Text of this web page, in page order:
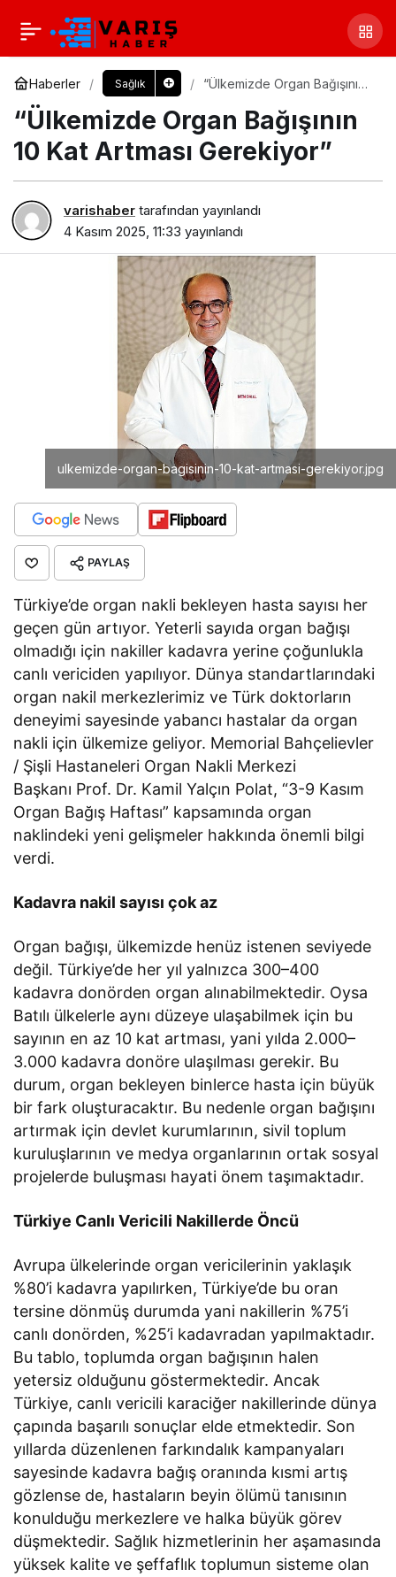
Haberler Sağlık
“Ülkemizde Organ Bağışının
“Ülkemizde Organ Bağışının
10 Kat Artması Gerekiyor”
varishaber tarafından yayınlandı
4 Kasım 2025, 11:33 yayınlandı
ulkemizde-organ-bagisinin-10-kat-artmasi-gerekiyor.jpg
PAYLAŞ
Türkiye’de organ nakli bekleyen hasta sayısı her
geçen gün artıyor. Yeterli sayıda organ bağışı
olmadığı için nakiller kadavra yerine çoğunlukla
canlı vericiden yapılıyor. Dünya standartlarındaki
organ nakil merkezlerimiz ve Türk doktorların
deneyimi sayesinde yabancı hastalar da organ
nakli için ülkemize geliyor. Memorial Bahçelievler
/ Şişli Hastaneleri Organ Nakli Merkezi
Başkanı Prof. Dr. Kamil Yalçın Polat, “3-9 Kasım
Organ Bağış Haftası” kapsamında organ
naklindeki yeni gelişmeler hakkında önemli bilgi
verdi.
Kadavra nakil sayısı çok az
Organ bağışı, ülkemizde henüz istenen seviyede
değil. Türkiye’de her yıl yalnızca 300–400
kadavra donörden organ alınabilmektedir. Oysa
Batılı ülkelerle aynı düzeye ulaşabilmek için bu
sayının en az 10 kat artması, yani yılda 2.000–
3.000 kadavra donöre ulaşılması gerekir. Bu
durum, organ bekleyen binlerce hasta için büyük
bir fark oluşturacaktır. Bu nedenle organ bağışını
artırmak için devlet kurumlarının, sivil toplum
kuruluşlarının ve medya organlarının ortak sosyal
projelerde buluşması hayati önem taşımaktadır.
Türkiye Canlı Vericili Nakillerde Öncü
Avrupa ülkelerinde organ vericilerinin yaklaşık
%80’i kadavra yapılırken, Türkiye’de bu oran
tersine dönmüş durumda yani nakillerin %75’i
canlı donörden, %25’i kadavradan yapılmaktadır.
Bu tablo, toplumda organ bağışının halen
yetersiz olduğunu göstermektedir. Ancak
Türkiye, canlı vericili karaciğer nakillerinde dünya
çapında başarılı sonuçlar elde etmektedir. Son
yıllarda düzenlenen farkındalık kampanyaları
sayesinde kadavra bağış oranında kısmi artış
gözlense de, hastaların beyin ölümü tanısının
konulduğu merkezlere ve halka büyük görev
düşmektedir. Sağlık hizmetlerinin her aşamasında
yüksek kalite ve şeffaflık toplumun sisteme olan